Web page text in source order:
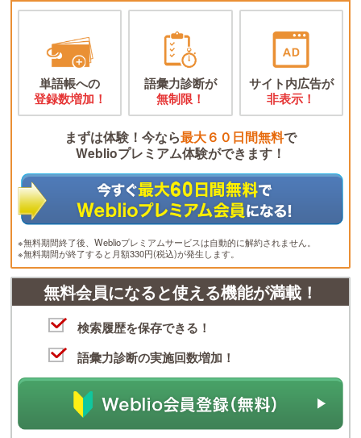
単語帳への
登録数増加！
語彙力診断が
無制限！
サイト内広告が
非表示！
まずは体験！今なら最大６０日間無料で
Weblioプレミアム体験ができます！
※無料期間終了後、Weblioプレミアムサービスは自動的に解約されません。
※無料期間が終了すると月額330円(税込)が発生します。
無料会員になると使える機能が満載！
検索履歴を保存できる！
語彙力診断の実施回数増加！